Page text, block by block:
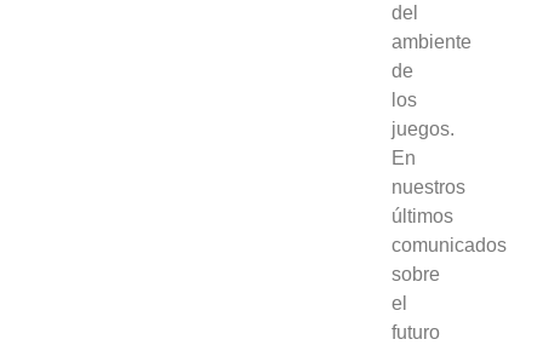
del
ambiente
de
los
juegos.
En
nuestros
últimos
comunicados
sobre
el
futuro